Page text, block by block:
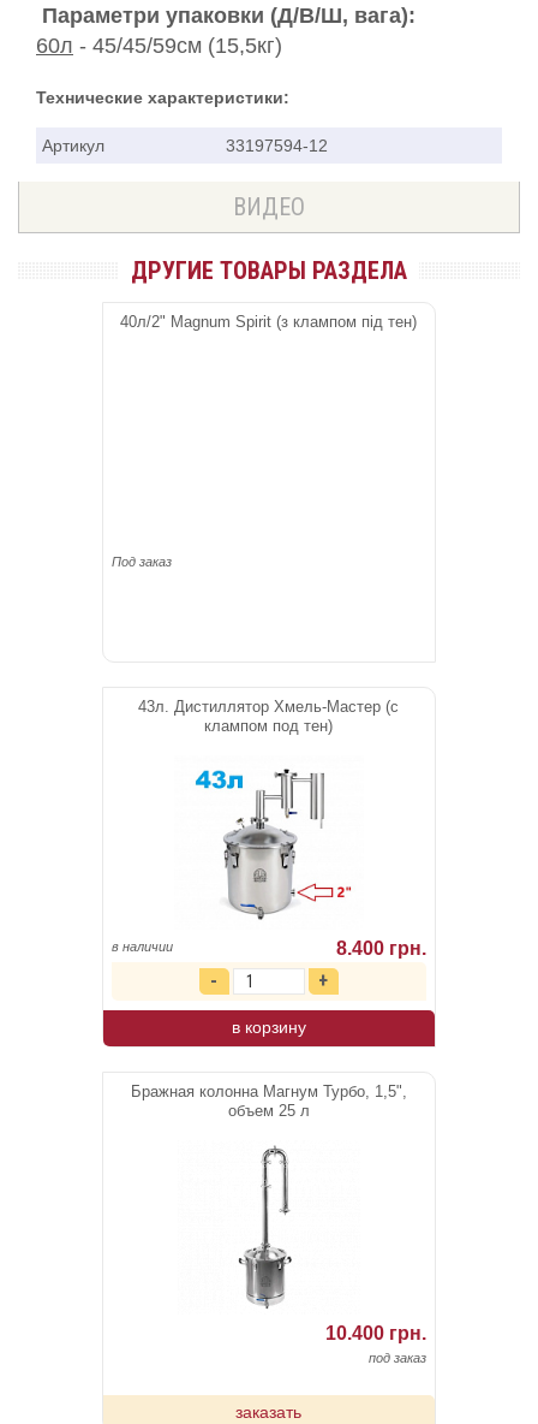
Параметри упаковки (Д/В/Ш, вага):
60л - 45/45/59см (15,5кг)
Технические характеристики:
Артикул 33197594-12
ВИДЕО
ДРУГИЕ ТОВАРЫ РАЗДЕЛА
40л/2" Magnum Spirit (з клампом під тен)
Под заказ
43л. Дистиллятор Хмель-Мастер (с
клампом под тен)
в наличии 8.400 грн.
в корзину
Бражная колонна Магнум Турбо, 1,5",
объем 25 л
10.400 грн.
под заказ
заказать